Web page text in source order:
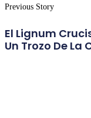
Previous Story
El Lignum
Un Trozo De La